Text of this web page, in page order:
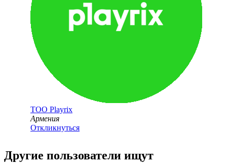
ТОО Playrix
Армения
Откликнуться
Другие пользователи ищут